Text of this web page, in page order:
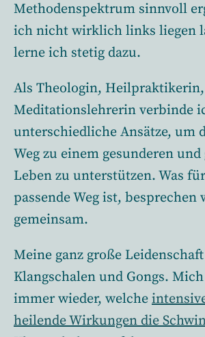
Methodenspektrum sinnvoll
ich nicht wirklich links liegen
lerne ich stetig dazu.
Als Theologin, Heilpraktikerin,
Meditationslehrerin verbinde
unterschiedliche Ansätze, um
Weg zu einem gesunderen
Leben zu unterstützen. Was
passende Weg ist, besprechen
gemeinsam.
Meine ganz große
Klangschalen und Gongs.
immer wieder, welche
heilende Wirkungen die